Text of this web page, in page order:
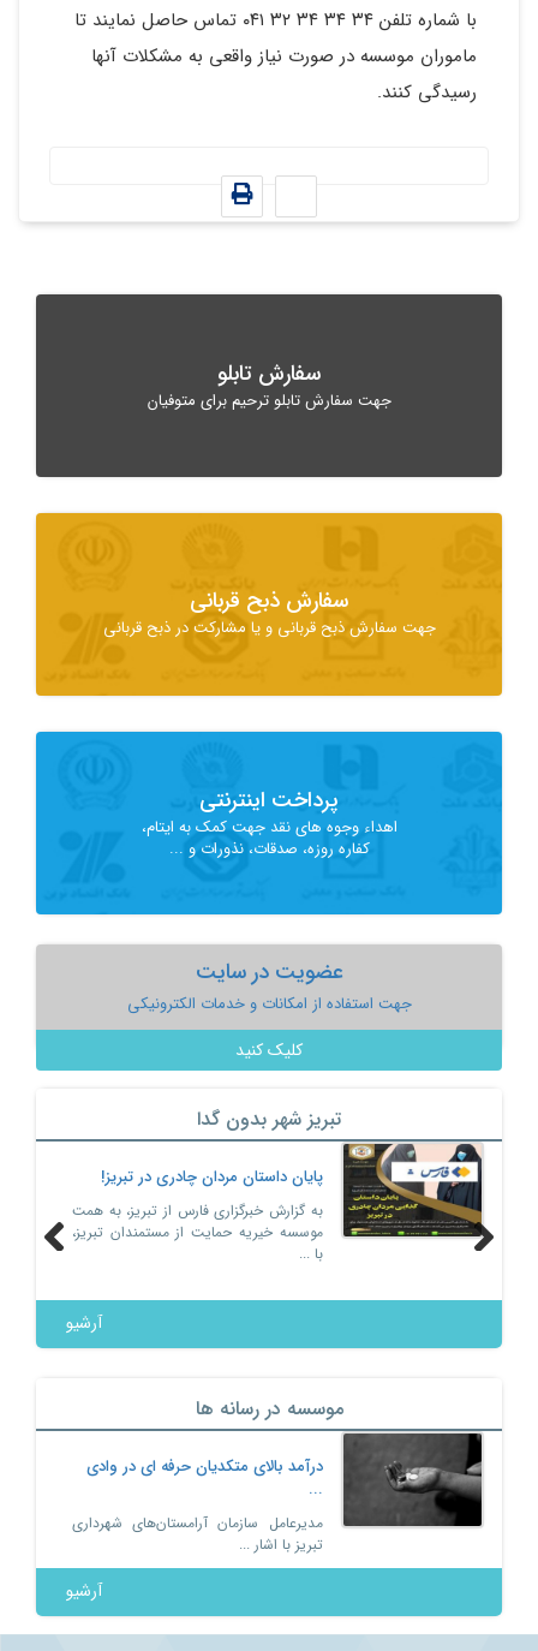
با شماره تلفن ۳۴ ۳۴ ۳۴ ۳۲ ۰۴۱ تماس حاصل نمایند تا
ماموران موسسه در صورت نیاز واقعی به مشکلات آنها
رسیدگی کنند.
سفارش تابلو
جهت سفارش تابلو ترحیم برای متوفیان
سفارش ذبح قربانی
جهت سفارش ذبح قربانی و یا مشارکت در ذبح قربانی
پرداخت اینترنتی
اهداء وجوه های نقد جهت کمک به ایتام،
کفاره روزه، صدقات، نذورات و ...
عضویت در سایت
جهت استفاده از امکانات و خدمات الکترونیکی
کلیک کنید
تبریز شهر بدون گدا
به گزارش
موسسه
با ...
دوباره آسیب دیدگان از اعتیاد در
رهایی کو ...
تبریز: و به برقراری ارتباطات
و توسعه تعامل و همکاری ها در
آرشیو
موسسه در رسانه ها
درآمد بالای متکدیان حرفه ای در وادی
...
مدیرعامل سازمان آرامستان‌های شهرداری
تبریز با اشار ...
آرشیو